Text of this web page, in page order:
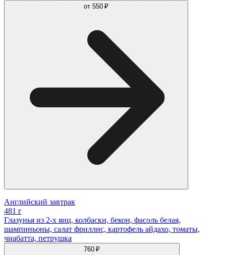
от 550 ₽
Английский завтрак
481 г
Глазунья из 2-х яиц, колбаски, бекон, фасоль белая,
шампиньоны, салат фриллис, картофель айдахо, томаты,
чиабатта, петрушка
760 ₽